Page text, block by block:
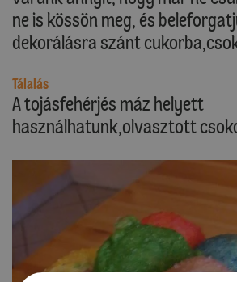
ne is kössön meg, és
dekorálásra szánt
Tálalás
A tojásfehérjés máz helyett
használhatunk,olvasztott